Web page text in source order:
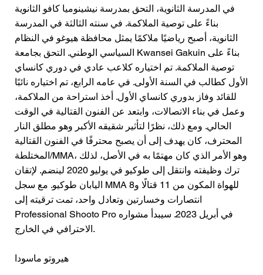
في المدرسة الثانوية، التحق بمدرسة نيشينوميا كافو الثانوية
بناءً على توصية الملاكمة. في سنته الثالثة في المدرسة
الثانوية، أصبح رياضيًا ملاكمًا يمثل محافظة هيوغو في النظام
السياسي الوطني. التحق بجامعة Kwansei Gakuin بناءً على
توصية الملاكمة. تم اختياره كلاعب عادي في دوري كانساي
الأول كطالب في السنة الأولى. في عامه الرابع، تم اختياره نائبًا
للقائد وفاز بدوري كانساي الأول. أخذ استراحة من الملاكمة،
وعمل في بناء الاتصالات، وابتعد عن الفنون القتالية في الوقت
الحالي. ومع ذلك، نظرًا لتأثير شقيقه الأكبر وهو مطلق النار
المحترف، كان يهدف إلى أن يصبح محترفًا في الفنون القتالية
المختلطة/MMA، وهو الأمر الذي كان مهتمًا به في الأصل، لذلك
ترك وظيفته وانتقل إلى طوكيو في يوليو 2020 لينضم. لإتقان
اليابان طوكيو. مع سجل MMA للهواة المكون من 11 قتالًا و8
انتصارات وخسارتين وتعادل واحد، تمت ترقيته إلى
Professional Shooto Pro في أبريل 2023. سيبدأ مشواره
الاحترافي في الخارج.
هيروتو ماسودا